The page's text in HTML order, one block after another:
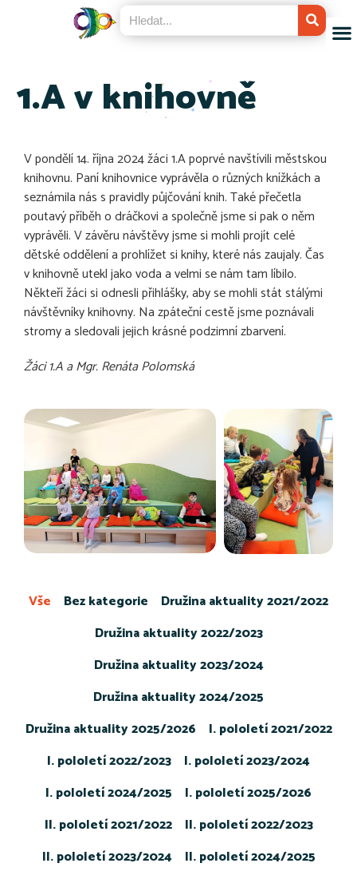
1.A v knihovně
V pondělí 14. října 2024 žáci 1.A poprvé navštívili městskou
knihovnu. Paní knihovnice vyprávěla o různých knížkách a
seznámila nás s pravidly půjčování knih. Také přečetla
poutavý příběh o dráčkovi a společně jsme si pak o něm
vyprávěli. V závěru návštěvy jsme si mohli projít celé
dětské oddělení a prohlížet si knihy, které nás zaujaly. Čas
v knihovně utekl jako voda a velmi se nám tam líbilo.
Někteří žáci si odnesli přihlášky, aby se mohli stát stálými
návštěvníky knihovny. Na zpáteční cestě jsme poznávali
stromy a sledovali jejich krásné podzimní zbarvení.
Žáci 1.A a Mgr. Renáta Polomská
Bez kategorie
Družina aktuality 2021/2022
Družina aktuality 2022/2023
Družina aktuality 2023/2024
Družina aktuality 2024/2025
Družina aktuality 2025/2026
I. pololetí 2021/2022
I. pololetí 2022/2023
I. pololetí 2023/2024
I. pololetí 2024/2025
I. pololetí 2025/2026
II. pololetí 2021/2022
II. pololetí 2022/2023
II. pololetí 2023/2024
II. pololetí 2024/2025
Vše